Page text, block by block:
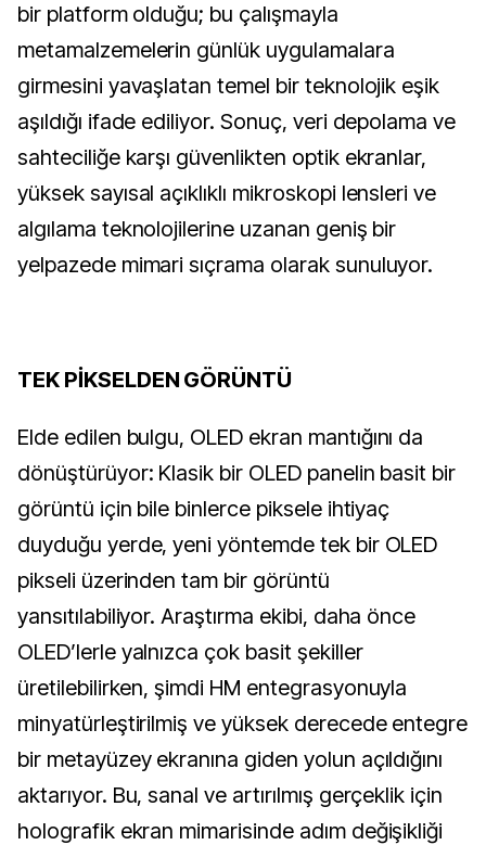
bir platform olduğu; bu çalışmayla
metamalzemelerin günlük uygulamalara
girmesini yavaşlatan temel bir teknolojik eşik
aşıldığı ifade ediliyor. Sonuç, veri depolama ve
sahteciliğe karşı güvenlikten optik ekranlar,
yüksek sayısal açıklıklı mikroskopi lensleri ve
algılama teknolojilerine uzanan geniş bir
yelpazede mimari sıçrama olarak sunuluyor.
TEK PİKSELDEN GÖRÜNTÜ
Elde edilen bulgu, OLED ekran mantığını da
dönüştürüyor: Klasik bir OLED panelin basit bir
görüntü için bile binlerce piksele ihtiyaç
duyduğu yerde, yeni yöntemde tek bir OLED
pikseli üzerinden tam bir görüntü
yansıtılabiliyor. Araştırma ekibi, daha önce
OLED’lerle yalnızca çok basit şekiller
üretilebilirken, şimdi HM entegrasyonuyla
minyatürleştirilmiş ve yüksek derecede entegre
bir metayüzey ekranına giden yolun açıldığını
aktarıyor. Bu, sanal ve artırılmış gerçeklik için
holografik ekran mimarisinde adım değişikliği